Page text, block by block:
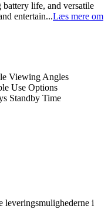
life, and versatile
entertain...Læs mere om
Viewing Angles
Use Options
Standby Time
leveringsmulighederne i